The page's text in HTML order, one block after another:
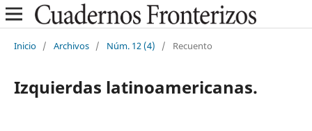
Inicio / Archivos / Núm. 12 (4) / Recuento
Izquierdas latinoamericanas.